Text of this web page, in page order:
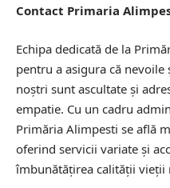
Contact Primaria
Echipa dedicată de la
pentru a asigura că
noștri sunt ascultate și
empatie. Cu un cadru
Primăria Alimpesti se află
oferind servicii variate și
îmbunătățirea calității vieții